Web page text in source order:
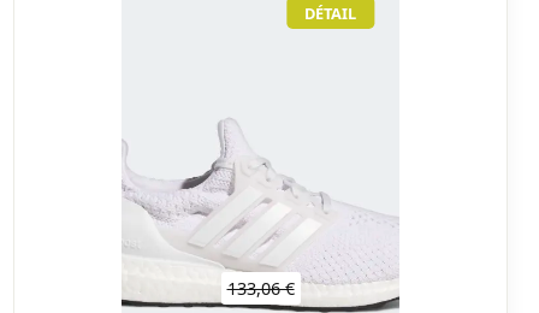
DÉTAIL
133,06 €